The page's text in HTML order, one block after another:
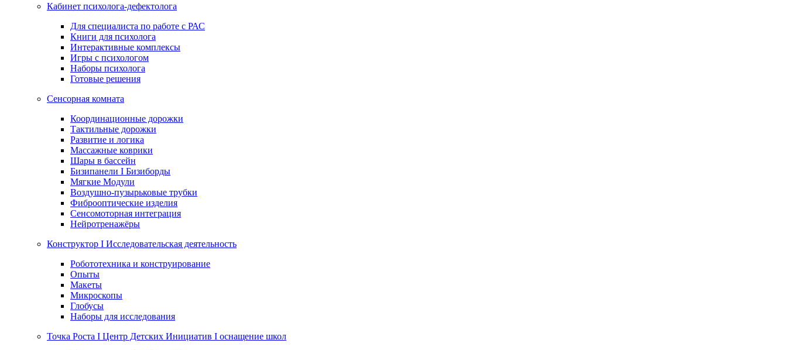
Кабинет психолога-дефектолога
Для специалиста по работе с РАС
Книги для психолога
Интерактивные комплексы
Игры с психологом
Наборы психолога
Готовые решения
Сенсорная комната
Координационные дорожки
Тактильные дорожки
Развитие и логика
Массажные коврики
Шары в бассейн
Бизипанели I Бизиборды
Мягкие Модули
Воздушно-пузырьковые трубки
Фиброоптические изделия
Сенсомоторная интеграция
Нейротренажёры
Конструктор I Исследовательская деятельность
Робототехника и конструирование
Опыты
Макеты
Микроскопы
Глобусы
Наборы для исследования
Точка Роста I Центр Детских Инициатив I оснащение школ